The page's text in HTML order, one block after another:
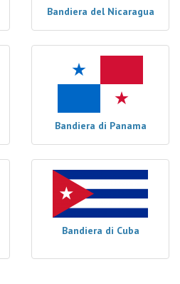
Bandiera del Nicaragua
Bandiera di Panama
Bandiera di Cuba